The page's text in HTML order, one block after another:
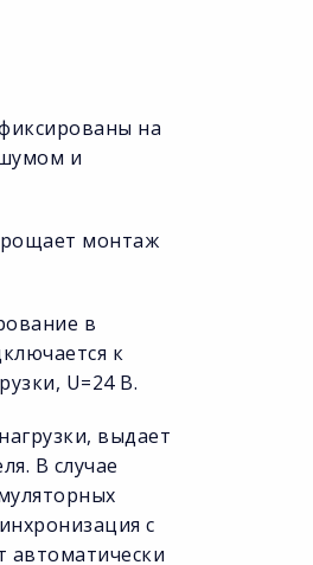
на
и
монтаж
в
к
U=24 В.
выдает
В случае
с
автоматически